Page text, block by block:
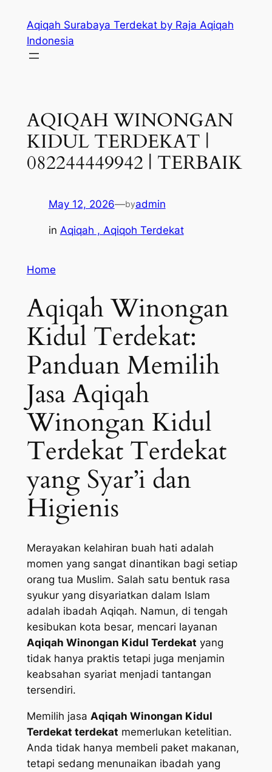
content
Aqiqah Surabaya Terdekat by Raja Aqiqah
Indonesia
AQIQAH WINONGAN
KIDUL TERDEKAT |
082244449942 | TERBAIK
May 12, 2026—byadmin
in Aqiqah , Aqiqoh Terdekat
Home
Aqiqah Winongan
Kidul Terdekat:
Panduan Memilih
Jasa Aqiqah
Winongan Kidul
Terdekat Terdekat
yang Syar’i dan
Higienis
Merayakan kelahiran buah hati adalah
momen yang sangat dinantikan bagi setiap
orang tua Muslim. Salah satu bentuk rasa
syukur yang disyariatkan dalam Islam
adalah ibadah Aqiqah. Namun, di tengah
kesibukan kota besar, mencari layanan
Aqiqah Winongan Kidul Terdekat yang
tidak hanya praktis tetapi juga menjamin
keabsahan syariat menjadi tantangan
tersendiri.
Memilih jasa Aqiqah Winongan Kidul
Terdekat terdekat memerlukan ketelitian.
Anda tidak hanya membeli paket makanan,
tetapi sedang menunaikan ibadah yang